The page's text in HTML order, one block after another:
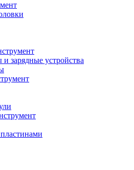
зарядные устройства